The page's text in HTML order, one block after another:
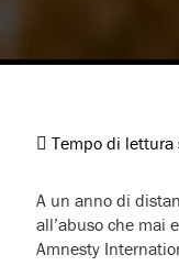
Tempo di lettura
A un anno di
all’abuso che mai e
Amnesty